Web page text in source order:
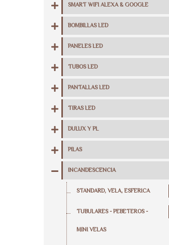
SMART WIFI ALEXA & GOOGLE
BOMBILLAS LED
PANELES LED
TUBOS LED
PANTALLAS LED
TIRAS LED
DULUX Y PL
PILAS
INCANDESCENCIA
STANDARD, VELA, ESFERICA
TUBULARES - PEBETEROS -
MINI VELAS